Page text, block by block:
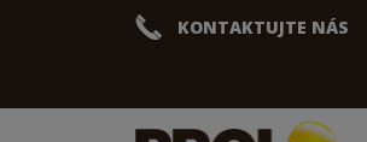
KONTAKTUJTE NÁS